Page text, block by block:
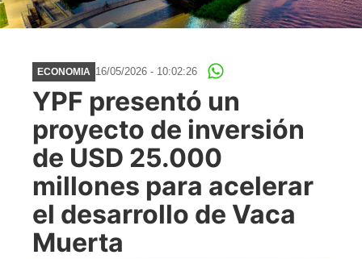
ECONOMIA 16/05/2026 - 10:02:26
YPF presentó un
proyecto de inversión
de USD 25.000
millones para acelerar
el desarrollo de Vaca
Muerta